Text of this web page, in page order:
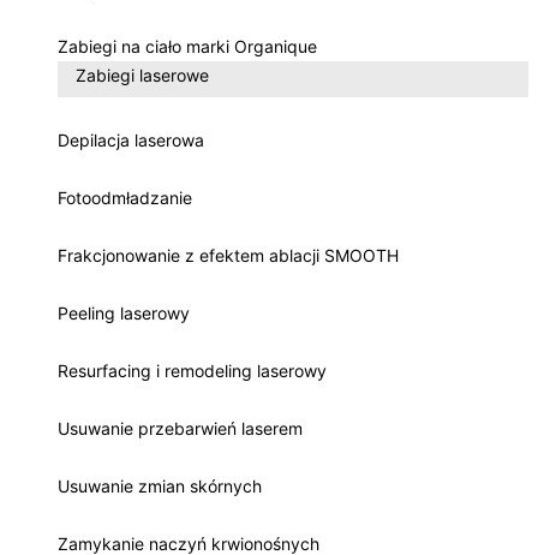
Zabiegi na ciało marki Organique
Zabiegi laserowe
Depilacja laserowa
Fotoodmładzanie
Frakcjonowanie z efektem ablacji SMOOTH
Peeling laserowy
Resurfacing i remodeling laserowy
Usuwanie przebarwień laserem
Usuwanie zmian skórnych
Zamykanie naczyń krwionośnych